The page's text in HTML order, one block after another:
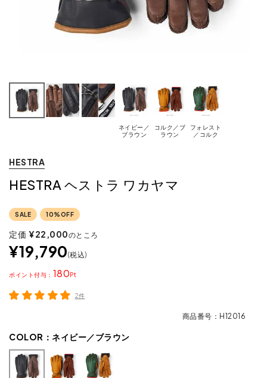
ネイビー／
ブラウン
コルク／ブ
ラウン
フォレスト
／コルク
HESTRA
HESTRA ヘストラ ワカヤマ
SALE 10%OFF
定価 ¥22,000のところ
¥19,790 税込
180
ポイント
2件
商品番号 H12016
COLOR： ネイビー／ブラウン